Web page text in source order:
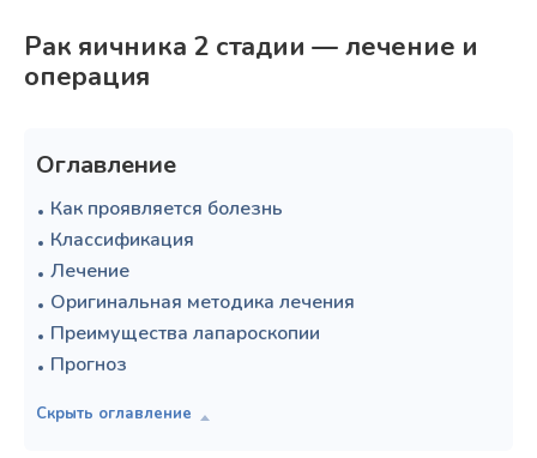
Рак яичника 2 стадии — лечение и
операция
Оглавление
Как проявляется болезнь
Классификация
Лечение
Оригинальная методика лечения
Преимущества лапароскопии
Прогноз